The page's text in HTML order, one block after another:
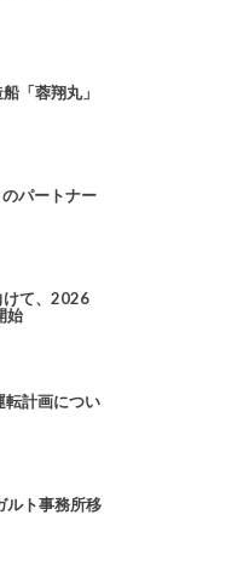
「蓉翔丸」
パートナー
けて、2026
始
転計画につい
ルト事務所移